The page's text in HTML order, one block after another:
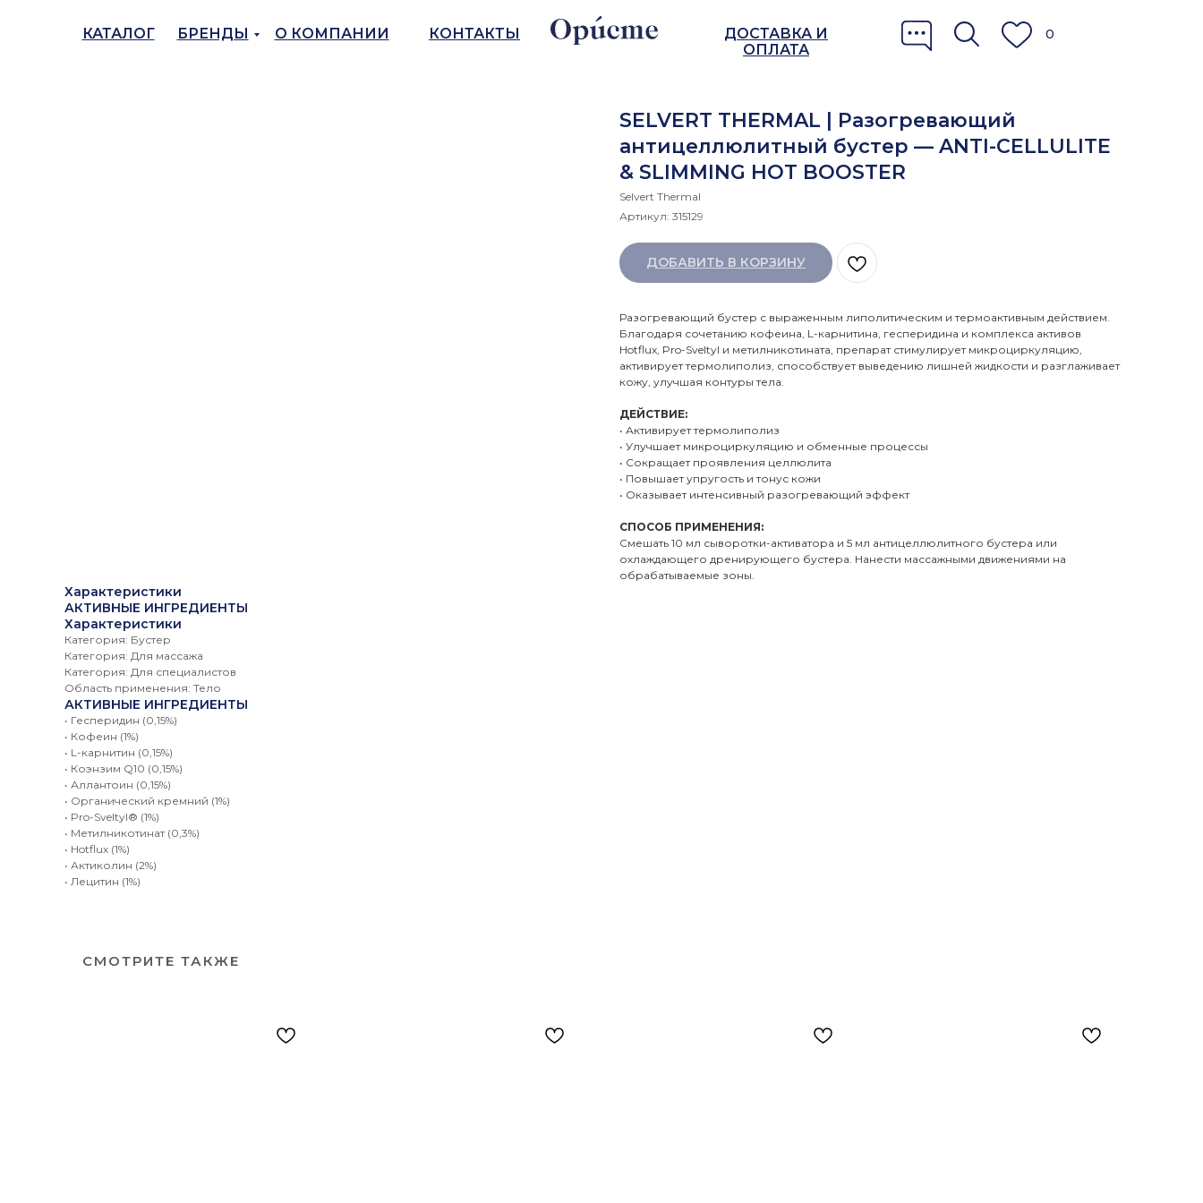
ДОСТАВКА И
ОПЛАТА
0
О КОМПАНИИ
БРЕНДЫ
КАТАЛОГ КОНТАКТЫ
SELVERT THERMAL | Разогревающий
антицеллюлитный бустер — ANTI-CELLULITE
& SLIMMING HOT BOOSTER
Selvert Thermal
Артикул: 315129
ДОБАВИТЬ В КОРЗИНУ
Разогревающий бустер с выраженным липолитическим и термоактивным действием.
Благодаря сочетанию кофеина, L-карнитина, гесперидина и комплекса активов
Hotflux, Pro-Sveltyl и метилникотината, препарат стимулирует микроциркуляцию,
активирует термолиполиз, способствует выведению лишней жидкости и разглаживает
кожу, улучшая контуры тела.
ДЕЙСТВИЕ:
• Активирует термолиполиз
• Улучшает микроциркуляцию и обменные процессы
• Сокращает проявления целлюлита
• Повышает упругость и тонус кожи
• Оказывает интенсивный разогревающий эффект
СПОСОБ ПРИМЕНЕНИЯ:
Смешать 10 мл сыворотки-активатора и 5 мл антицеллюлитного бустера или
охлаждающего дренирующего бустера. Нанести массажными движениями на
обрабатываемые зоны.
Характеристики
АКТИВНЫЕ ИНГРЕДИЕНТЫ
Характеристики
Категория: Бустер
Категория: Для массажа
Категория: Для специалистов
Область применения: Тело
АКТИВНЫЕ ИНГРЕДИЕНТЫ
• Гесперидин (0,15%)
• Кофеин (1%)
• L-карнитин (0,15%)
• Коэнзим Q10 (0,15%)
• Аллантоин (0,15%)
• Органический кремний (1%)
• Pro-Sveltyl® (1%)
• Метилникотинат (0,3%)
• Hotflux (1%)
• Актиколин (2%)
• Лецитин (1%)
СМОТРИТЕ ТАКЖЕ